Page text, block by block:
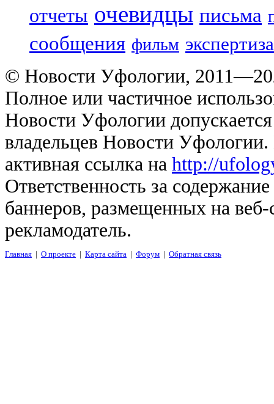
отчеты очевидцы письма
сообщения фильм экспертиза
© Новости Уфологии,
Полное или частичное
Новости Уфологии
владельцев Новости
активная ссылка на http://
Ответственность за
баннеров, размещенных на
рекламодатель.
Главная | О проекте | Карта сайта | Форум | Обратная связь